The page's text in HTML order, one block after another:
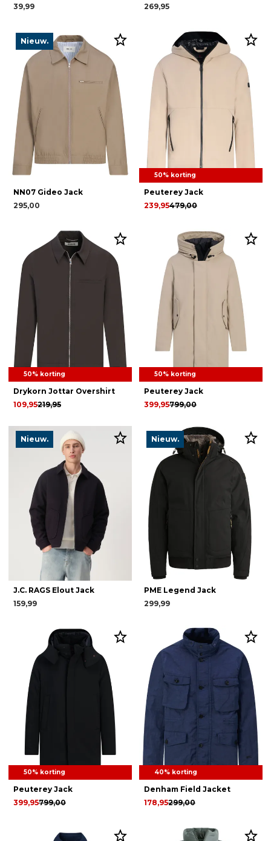
39,99
269,95
Nieuw.
NN07 Gideo Jack
295,00
50% korting
Peuterey Jack
479,00
239,95
50% korting
Drykorn Jottar Overshirt
219,95
109,95
50% korting
Peuterey Jack
799,00
399,95
Nieuw.
J.C. RAGS Elout Jack
159,99
Nieuw.
PME Legend Jack
299,99
50% korting
Peuterey Jack
799,00
399,95
40% korting
Denham Field Jacket
299,00
178,95